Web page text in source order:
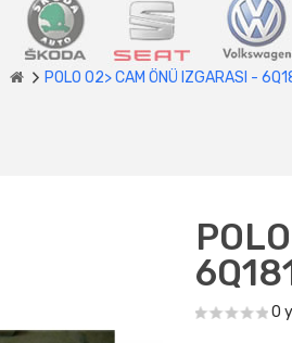
POLO 02> CAM ÖNÜ IZGARASI -
0